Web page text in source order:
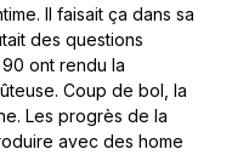
Il faisait ça dans sa
des questions
ont rendu la
Coup de bol, la
Les progrès de la
avec des home